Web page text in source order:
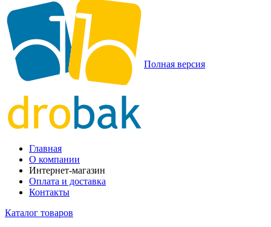
Полная версия
Главная
О компании
Интернет-магазин
Оплата и доставка
Контакты
Каталог товаров